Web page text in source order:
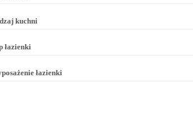
kuchni
łazienki
łazienki